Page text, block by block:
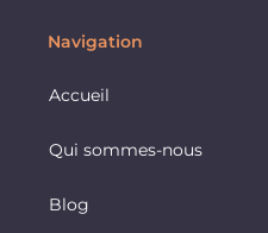
Navigation
Accueil
Qui sommes-nous
Blog